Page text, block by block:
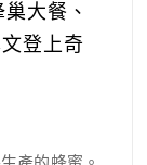
大餐、
登上奇